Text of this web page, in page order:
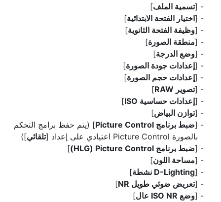
[تسمية الملف]
[اختيار الفتحة الابتدائية]
[وظيفة الفتحة الثانوية]
[منطقة الصورة]
[وضع الدرجة]
[إعدادات جودة الصورة]
[إعدادات حجم الصورة]
[تصوير RAW
]
[إعدادات حساسية ISO
]
[توازن البياض]
[ضبط برنامج Picture Control
] (يتم حفظ برامج التحكم
بالصورة Picture Control اعتيادي على إعداد [
تلقائي])
[ضبط برنامج Picture Control‏ (HLG)
]
[مساحة اللون]
[D-Lighting نشطة
]
[تعريض ضوئي طويل NR
]
[وضع ISO NR عال
]